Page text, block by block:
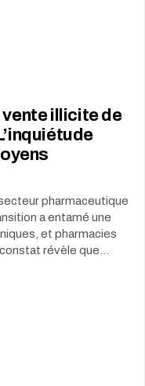
illicite de
pharmaceutique
a entamé une
et pharmacies
révèle que…